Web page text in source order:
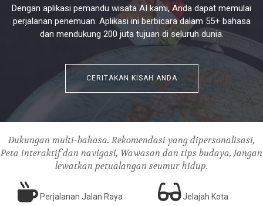
Dengan aplikasi pemandu wisata AI kami, Anda dapat memulai
perjalanan penemuan. Aplikasi ini berbicara dalam 55+ bahasa
dan mendukung 200 juta tujuan di seluruh dunia.
CERITAKAN KISAH ANDA
Dukungan multi-bahasa. Rekomendasi yang dipersonalisasi,
Peta interaktif dan navigasi, Wawasan dan tips budaya, Jangan
lewatkan petualangan seumur hidup.
Perjalanan Jalan Raya Jelajah Kota